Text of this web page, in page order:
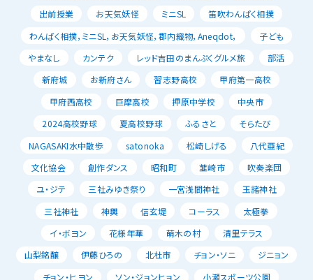
出前授業
お天気妖怪 ミニSL
笛吹わんぱく相撲
わんぱく相撲，ミニSL，お天気妖怪，郡内織物，Aneqdot，
子ども
やまなし
カンテク レッド吉田のまんぷくグルメ旅
部活
新府城
お新府さん 習志野高校
甲府第一高校
甲府西高校
巨摩高校 押原中学校
中央市
2024高校野球
夏高校野球 ふるさと
そらたび
NAGASAKI水中散歩
satonoka 松崎しげる
八代亜紀
文化協会
創作ダンス 昭和町 韮崎市
吹奏楽団
ユ・ジテ
三社みゆき祭り 一宮浅間神社
玉諸神社
三社神社
神輿 信玄堤 コーラス
太極拳
イ・ボヨン
花様年華 萌木の村
清里テラス
山梨銘醸
伊藤ひろの 北杜市 チョン・ソニ
ジニョン
チョン・ヒヨン
ソン・ジョンヒョン 小瀬スポーツ公園